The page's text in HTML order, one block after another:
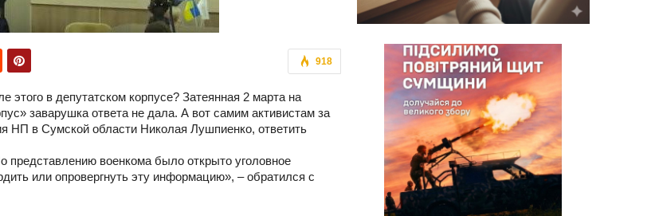
918
в депутатском корпусе? Затеянная 2 марта на
заварушка ответа не дала. А вот самим активистам за
НП в Сумской области Николая Лушпиенко, ответить
представлению военкома было открыто уголовное
или опровергнуть эту информацию», – обратился с